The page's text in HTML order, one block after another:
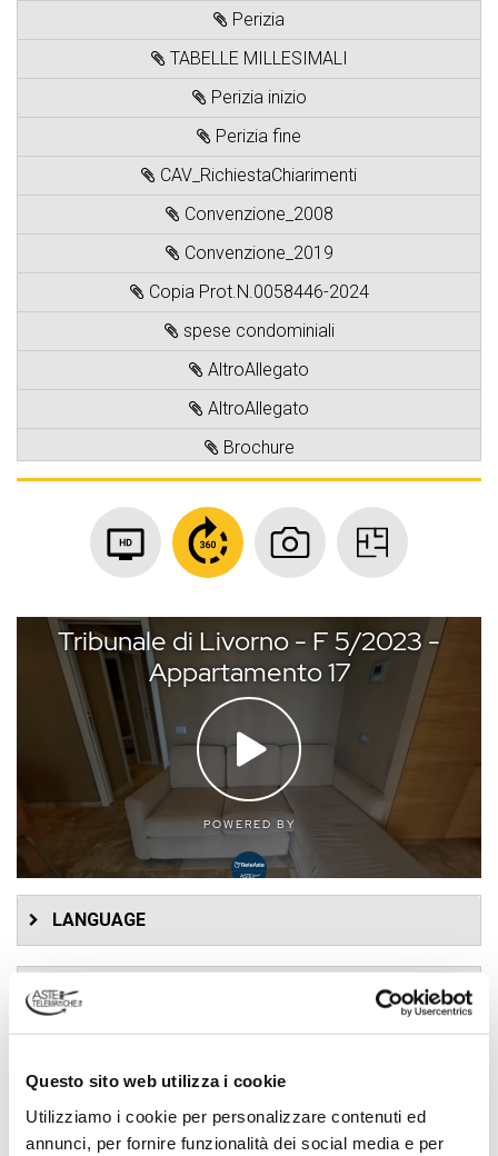
Questo sito web utilizza i cookie
Utilizziamo i cookie per personalizzare contenuti ed
annunci, per fornire funzionalità dei social media e per
Perizia
TABELLE MILLESIMALI
Perizia inizio
Perizia fine
CAV_RichiestaChiarimenti
Convenzione_2008
Convenzione_2019
Copia Prot.N.0058446-2024
spese condominiali
AltroAllegato
AltroAllegato
Brochure
LANGUAGE
Tribunale
Tipologia procedura
Fallimento